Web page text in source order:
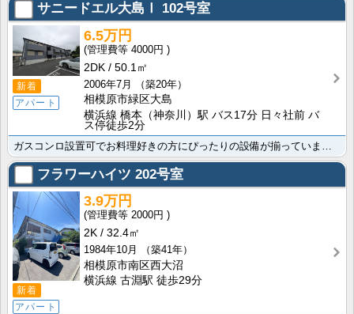
サニードエル大島Ⅰ 102号室
新着
アパート
6.5万円
4000円
2DK
50.1㎡
2006年7月
（築20年）
相模原市緑区大島
横浜線 橋本（神奈川）駅 バス17分 日々社前 バ
ス停徒歩2分
フラワーハイツ 202号室
新着
アパート
3.9万円
2000円
2K
32.4㎡
1984年10月
（築41年）
相模原市南区西大沼
横浜線 古淵駅 徒歩29分